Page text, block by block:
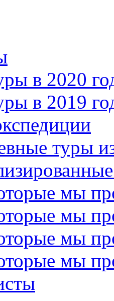
в 2020
в 2019
туры
мы
мы
мы
мы